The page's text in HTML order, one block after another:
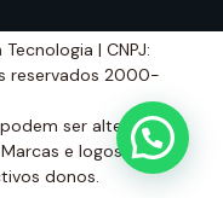
| CNPJ:
reservados 2000-
ser alterados
e logos são
donos.